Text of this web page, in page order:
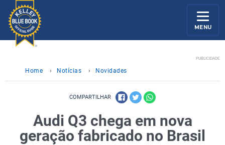
MENU
PUBLICIDADE
Home › Notícias › Novidades
COMPARTILHAR
Audi Q3 chega em nova
geração fabricado no Brasil